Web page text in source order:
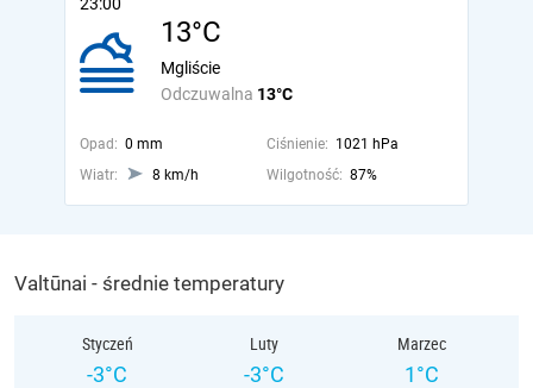
13°C
Odczuwalna 13°C
Mgliście
Opad: 0 mm Ciśnienie: 1021 hPa
Wiatr:
8 km/h Wilgotność: 87%
Valtūnai - średnie temperatury
Styczeń
-3°C
Luty
-3°C
Marzec
1°C